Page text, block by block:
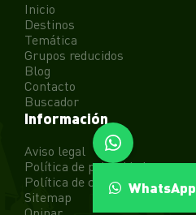
Inicio
Destinos
Temática
Grupos reducidos
Blog
Contacto
Buscador
Información
Aviso legal
Política de privacidad
Política de cookies
Sitemap
WhatsApp